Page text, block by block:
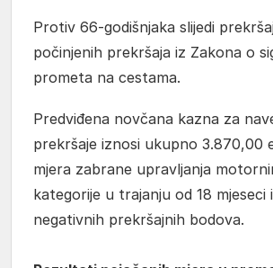
Protiv 66-godišnjaka slijedi
počinjenih prekršaja iz Zakona o
prometa na cestama.
Predviđena novčana kazna za
prekršaje iznosi ukupno 3.870,00
mjera zabrane upravljanja
kategorije u trajanju od 18 mjeseci
negativnih prekršajnih bodova.